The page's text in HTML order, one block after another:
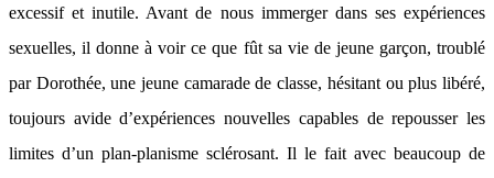
excessif et inutile. Avant de nous immerger dans ses expériences
sexuelles, il donne à voir ce que fût sa vie de jeune garçon, troublé
par Dorothée, une jeune camarade de classe, hésitant ou plus libéré,
toujours avide d’expériences nouvelles capables de repousser les
limites d’un plan-planisme sclérosant. Il le fait avec beaucoup de